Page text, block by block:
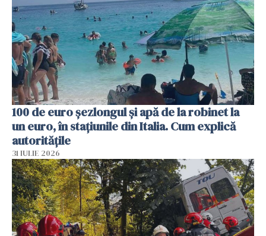
100 de euro șezlongul și apă de la robinet la
un euro, în stațiunile din Italia. Cum explică
autoritățile
31 IULIE 2026